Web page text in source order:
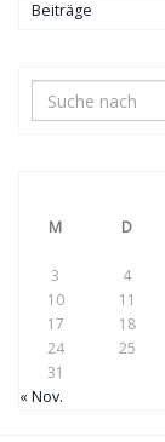
Beiträge
M
D
3
4
10
11
17
18
24
25
31
« Nov.